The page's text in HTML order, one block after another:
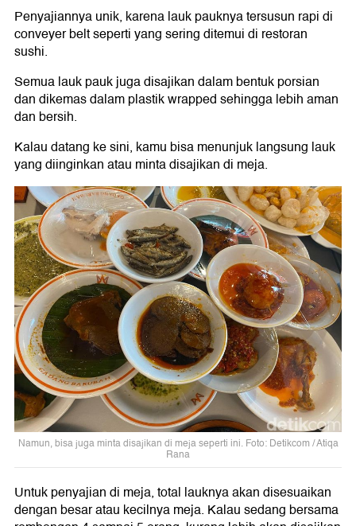
Penyajiannya unik, karena lauk pauknya tersusun rapi di
conveyer belt seperti yang sering ditemui di restoran
sushi.
Semua lauk pauk juga disajikan dalam bentuk porsian
dan dikemas dalam plastik wrapped sehingga lebih aman
dan bersih.
Kalau datang ke sini, kamu bisa menunjuk langsung lauk
yang diinginkan atau minta disajikan di meja.
Namun, bisa juga minta disajikan di meja seperti ini. Foto: Detikcom / Atiqa
Rana
Untuk penyajian di meja, total lauknya akan disesuaikan
dengan besar atau kecilnya meja. Kalau sedang bersama